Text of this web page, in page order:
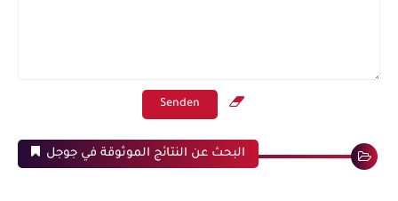
البحث عن النتائج الموثوقة في جوجل